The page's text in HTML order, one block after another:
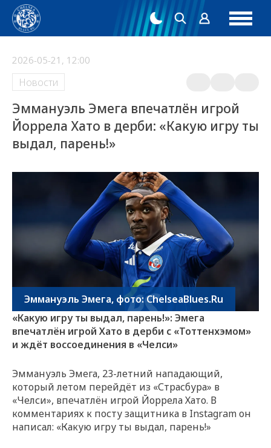
2026-05-21, 12:00
Новости
Эммануэль Эмега впечатлён игрой
Йоррела Хато в дерби: «Какую игру ты
выдал, парень!»
Эммануэль Эмега, фото: ChelseaBlues.Ru
«Какую игру ты выдал, парень!»: Эмега
впечатлён игрой Хато в дерби с «Тоттенхэмом»
и ждёт воссоединения в «Челси»
Эммануэль Эмега, 23-летний нападающий,
который летом перейдёт из «Страсбура» в
«Челси», впечатлён игрой Йоррела Хато. В
комментариях к посту защитника в Instagram он
написал: «Какую игру ты выдал, парень!»